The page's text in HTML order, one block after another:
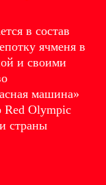
в состав
ячменя в
и своими
машина»
Red Olympic
страны